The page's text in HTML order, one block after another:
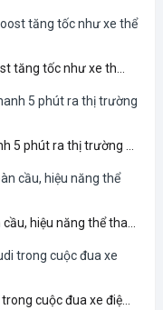
tăng tốc như xe th...
5 phút ra thị trường ...
hiệu năng thể tha...
cuộc đua xe điệ...